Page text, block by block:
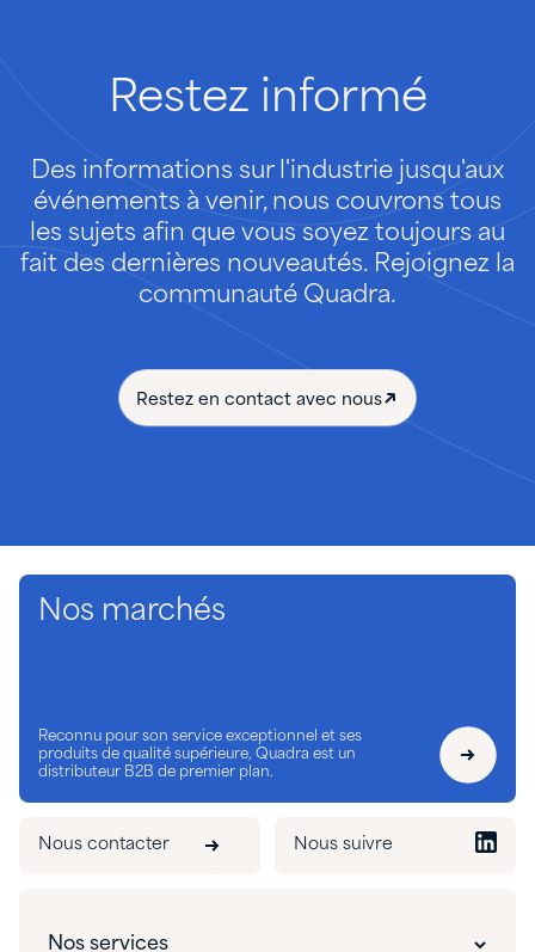
Restez informé
Des informations sur l'industrie jusqu'aux
événements à venir, nous couvrons tous
les sujets afin que vous soyez toujours au
fait des dernières nouveautés. Rejoignez la
communauté Quadra.
Restez en contact avec nous
Nos marchés
Reconnu pour son service exceptionnel et ses
produits de qualité supérieure, Quadra est un
distributeur B2B de premier plan.
Nous contacter Nous suivre
Nos services